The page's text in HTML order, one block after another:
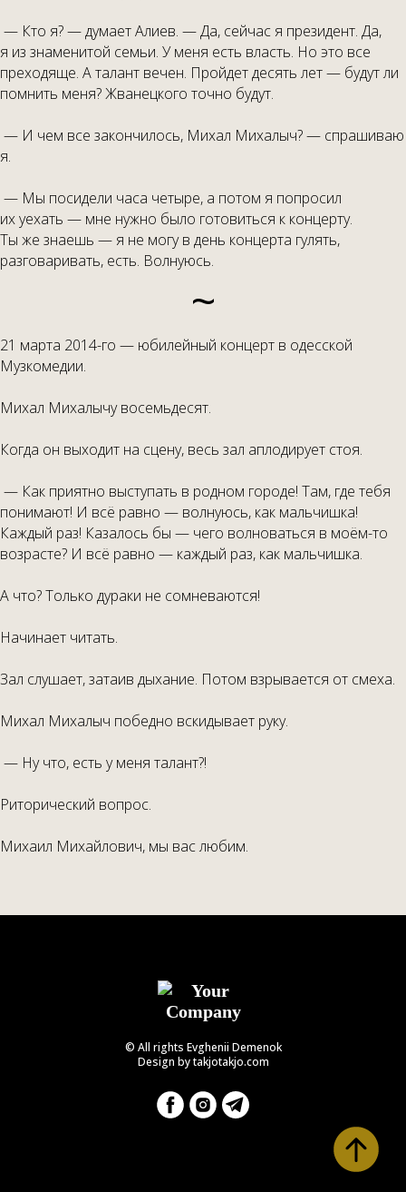
— Кто я? — думает Алиев. — Да, сейчас я президент. Да,
я из знаменитой семьи. У меня есть власть. Но это все
преходяще. А талант вечен. Пройдет десять лет — будут ли
помнить меня? Жванецкого точно будут.
— И чем все закончилось, Михал Михалыч? — спрашиваю
я.
— Мы посидели часа четыре, а потом я попросил
их уехать — мне нужно было готовиться к концерту.
Ты же знаешь — я не могу в день концерта гулять,
разговаривать, есть. Волнуюсь.
~
21 марта 2014-го — юбилейный концерт в одесской
Музкомедии.
Михал Михалычу восемьдесят.
Когда он выходит на сцену, весь зал аплодирует стоя.
— Как приятно выступать в родном городе! Там, где тебя
понимают! И всё равно — волнуюсь, как мальчишка!
Каждый раз! Казалось бы — чего волноваться в моём-то
возрасте? И всё равно — каждый раз, как мальчишка.
А что? Только дураки не сомневаются!
Начинает читать.
Зал слушает, затаив дыхание. Потом взрывается от смеха.
Михал Михалыч победно вскидывает руку.
— Ну что, есть у меня талант?!
Риторический вопрос.
Михаил Михайлович, мы вас любим.
© All rights Evghenii Demenok
Design by takjotakjo.com